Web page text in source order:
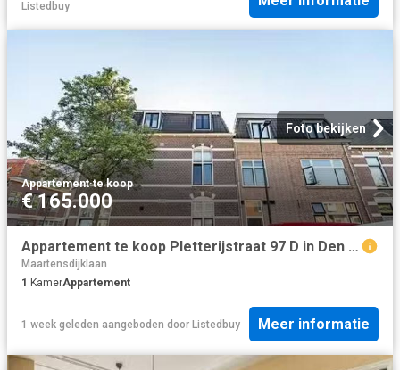
Listedbuy
Foto bekijken
Appartement·te koop
€ 165.000
Appartement te koop Pletterijstraat 97 D in Den Haag voor € 16.
Maartensdijklaan
1 KamerAppartement
1 week geleden aangeboden door Listedbuy Meer informatie